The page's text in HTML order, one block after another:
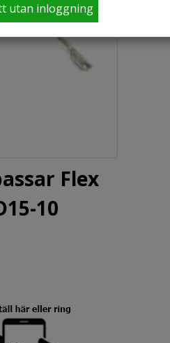
utan inloggning
Flex
10